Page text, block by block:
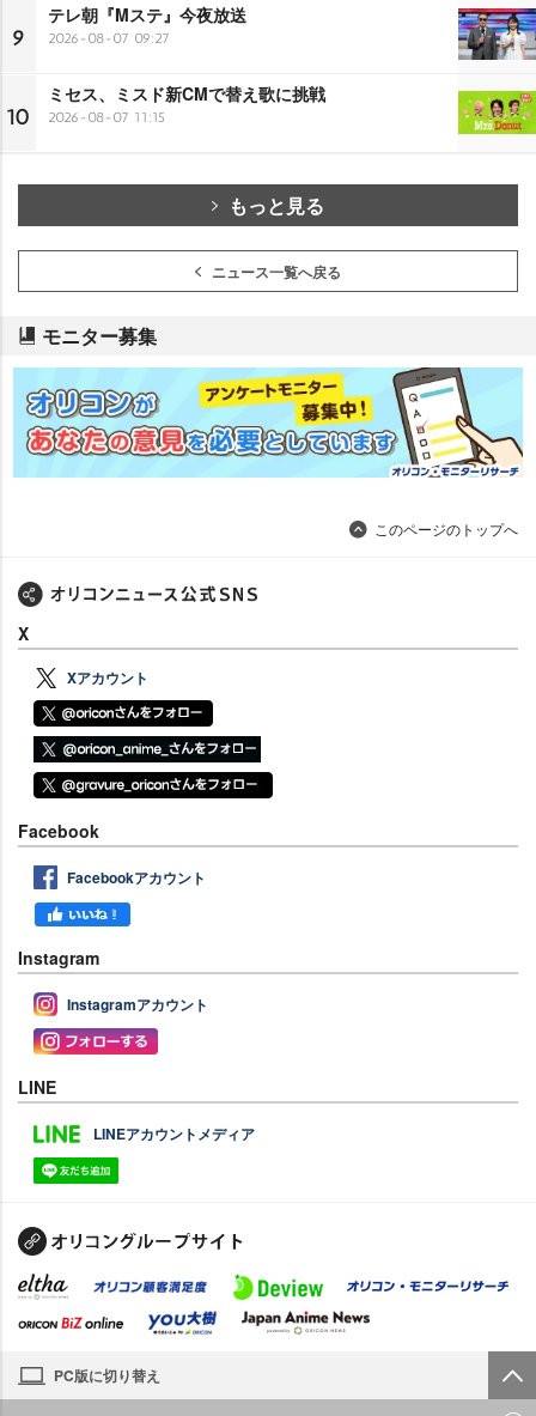
9
テレ朝『Mステ』今夜放送
2026-08-07 09:27
10
ミセス、ミスド新CMで替え歌に挑戦
2026-08-07 11:15
もっと見る
ニュース一覧へ戻る
モニター募集
このページのトップへ
X
Xアカウント
Facebook
Facebookアカウント
Instagram
Instagramアカウント
LINE
LINEアカウントメディア
PC版に切り替え